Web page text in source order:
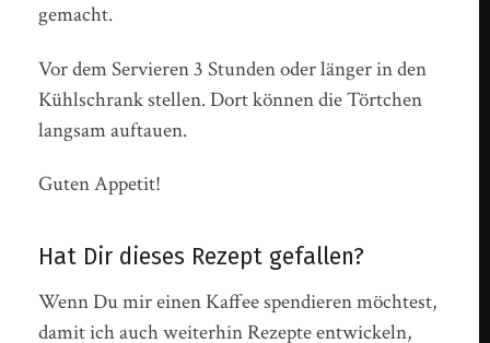
gemacht.
Vor dem Servieren 3 Stunden oder länger in den
Kühlschrank stellen. Dort können die Törtchen
langsam auftauen.
Guten Appetit!
Hat Dir dieses Rezept gefallen?
Wenn Du mir einen Kaffee spendieren möchtest,
damit ich auch weiterhin Rezepte entwickeln,